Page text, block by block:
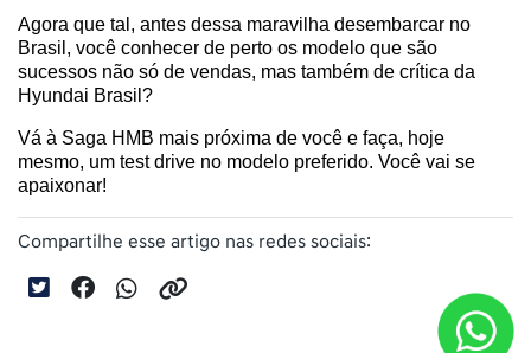
Agora que tal, antes dessa maravilha desembarcar no
Brasil, você conhecer de perto os modelo que são
sucessos não só de vendas, mas também de crítica da
Hyundai Brasil?
Vá à Saga HMB mais próxima de você e faça, hoje
mesmo, um test drive no modelo preferido. Você vai se
apaixonar!
Compartilhe esse artigo nas redes sociais: